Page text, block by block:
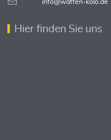
info@waffen-kolo.de
Hier finden Sie uns